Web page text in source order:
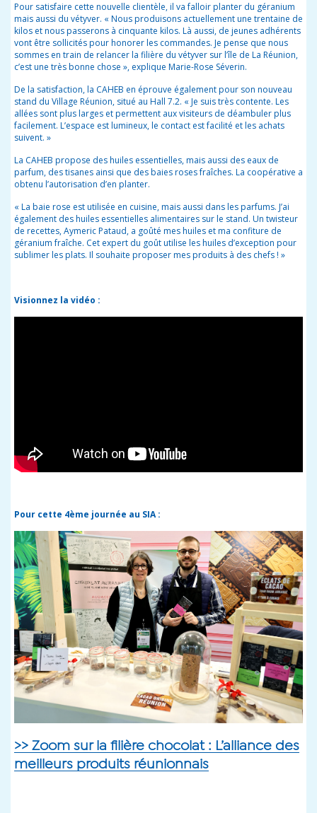
Pour satisfaire cette nouvelle clientèle, il va falloir planter du géranium
mais aussi du vétyver. « Nous produisons actuellement une trentaine de
kilos et nous passerons à cinquante kilos. Là aussi, de jeunes adhérents
vont être sollicités pour honorer les commandes. Je pense que nous
sommes en train de relancer la filière du vétyver sur l’île de La Réunion,
c’est une très bonne chose », explique Marie-Rose Séverin.
De la satisfaction, la CAHEB en éprouve également pour son nouveau
stand du Village Réunion, situé au Hall 7.2. « Je suis très contente. Les
allées sont plus larges et permettent aux visiteurs de déambuler plus
facilement. L’espace est lumineux, le contact est facilité et les achats
suivent. »
La CAHEB propose des huiles essentielles, mais aussi des eaux de
parfum, des tisanes ainsi que des baies roses fraîches. La coopérative a
obtenu l’autorisation d’en planter.
« La baie rose est utilisée en cuisine, mais aussi dans les parfums. J’ai
également des huiles essentielles alimentaires sur le stand. Un twisteur
de recettes, Aymeric Pataud, a goûté mes huiles et ma confiture de
géranium fraîche. Cet expert du goût utilise les huiles d’exception pour
sublimer les plats. Il souhaite proposer mes produits à des chefs ! »
Visionnez la vidéo :
Pour cette 4ème journée au SIA :
>> Zoom sur la filière chocolat : L’alliance des
meilleurs produits réunionnais